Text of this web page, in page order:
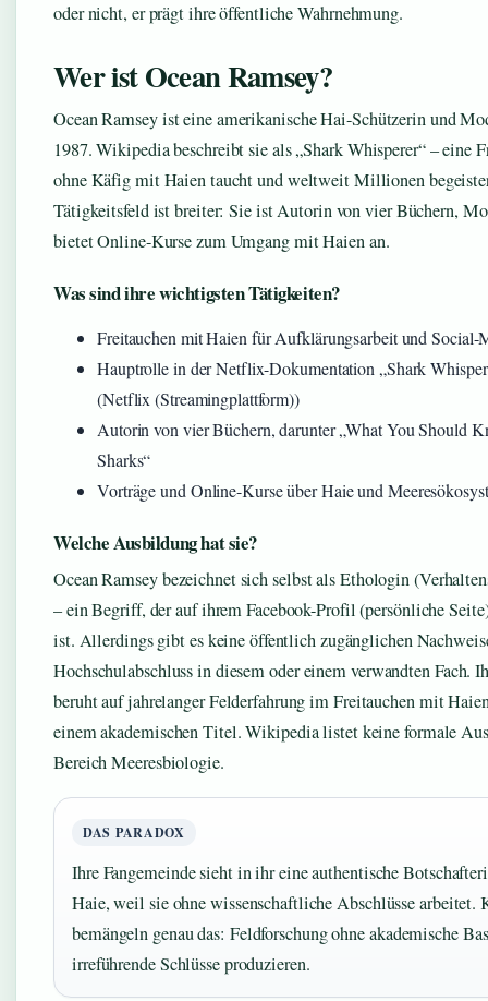
oder nicht, er prägt ihre öffentliche Wahrnehmung.
Wer ist Ocean Ramsey?
Ocean Ramsey ist eine amerikanische Hai-Schützerin und
1987. Wikipedia beschreibt sie als „Shark Whisperer“ – eine
ohne Käfig mit Haien taucht und weltweit Millionen
Tätigkeitsfeld ist breiter: Sie ist Autorin von vier Büchern,
bietet Online-Kurse zum Umgang mit Haien an.
Was sind ihre wichtigsten Tätigkeiten?
Freitauchen mit Haien für Aufklärungsarbeit und Social-
Hauptrolle in der Netflix-Dokumentation „Shark
(Netflix (Streamingplattform))
Autorin von vier Büchern, darunter „What You Should
Sharks“
Vorträge und Online-Kurse über Haie und
Welche Ausbildung hat sie?
Ocean Ramsey bezeichnet sich selbst als Ethologin
– ein Begriff, der auf ihrem Facebook-Profil (persönliche
ist. Allerdings gibt es keine öffentlich zugänglichen
Hochschulabschluss in diesem oder einem verwandten Fach.
beruht auf jahrelanger Felderfahrung im Freitauchen mit
einem akademischen Titel. Wikipedia listet keine formale
Bereich Meeresbiologie.
DAS PARADOX
Ihre Fangemeinde sieht in ihr eine authentische
Haie, weil sie ohne wissenschaftliche Abschlüsse arbeitet.
bemängeln genau das: Feldforschung ohne akademische
irreführende Schlüsse produzieren.